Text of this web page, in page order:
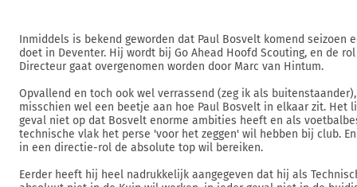
Inmiddels is bekend geworden dat Paul Bosvelt komend seizoen
doet in Deventer. Hij wordt bij Go Ahead Hoofd Scouting, en de
Directeur gaat overgenomen worden door Marc van Hintum.
Opvallend en toch ook wel verrassend (zeg ik als
misschien wel een beetje aan hoe Paul Bosvelt in elkaar zit. Het
geval niet op dat Bosvelt enorme ambities heeft en als
technische vlak het perse 'voor het zeggen' wil hebben bij club.
in een directie-rol de absolute top wil bereiken.
Eerder heeft hij heel nadrukkelijk aangegeven dat hij als